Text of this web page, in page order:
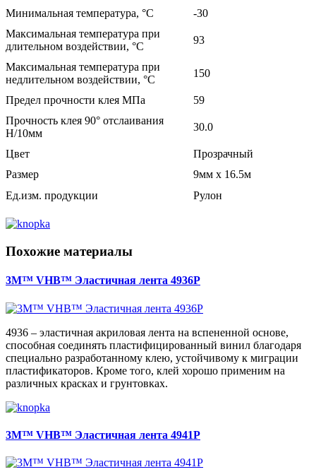
Минимальная температура, °C
-30
Максимальная температура при
длительном воздействии, °C
93
Максимальная температура при
недлительном воздействии, °C
150
Предел прочности клея МПа
59
Прочность клея 90° отслаивания
Н/10мм
30.0
Цвет
Прозрачный
Размер
9мм x 16.5м
Ед.изм. продукции
Рулон
Похожие материалы
3M™ VHB™ Эластичная лента 4936P
4936 – эластичная акриловая лента на вспененной основе,
способная соединять пластифицированный винил благодаря
специально разработанному клею, устойчивому к миграции
пластификаторов. Кроме того, клей хорошо применим на
различных красках и грунтовках.
3M™ VHB™ Эластичная лента 4941P